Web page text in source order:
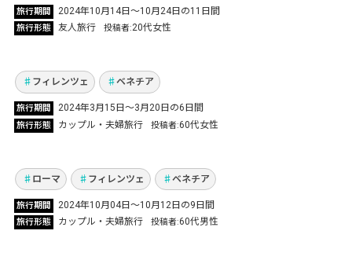
旅行期間 2024年10月14日～10月24日の11日間
旅行形態 友人旅行 投稿者 20代女性
Vol.1127
コロナ以降3年ぶりの海外へ！ベネチア、フィ
レンツェを拠点にピサ＆ローマでも遊びまし
フィレンツェ ベネチア
旅行期間 2024年3月15日～3月20日の6日間
旅行形態 カップル・夫婦旅行 投稿者 60代女性
Vol.1120
イタリア3都市周遊！還暦祝いの記念旅行でロ
ローマ フィレンツェ ベネチア
旅行期間 2024年10月04日〜10月12日の9日間
旅行形態 カップル・夫婦旅行 投稿者 60代男性
夫婦でイタリアの歴史や文化を辿る たっぷり